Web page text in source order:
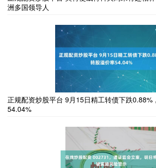
洲多国领导人
正规配资炒股平台 9月15日精工转债下跌0.88%
54.04%